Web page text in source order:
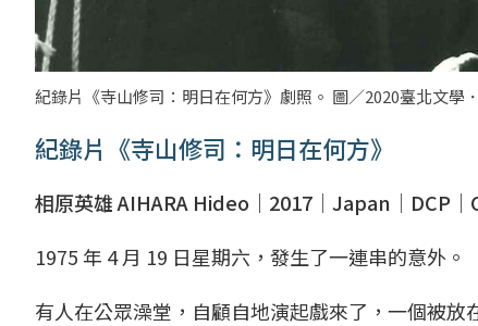
紀錄片《寺山修司：明日在何方》劇照。 圖／2020臺北文學
紀錄片《寺山修司：明日在何方》
相原英雄 AIHARA Hideo｜2017│Japan│DCP｜
1975 年 4 月 19 日星期六，發生了一連串的意外。
有人在公眾澡堂，自顧自地演起戲來了，一個被